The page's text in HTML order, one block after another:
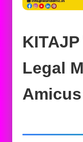
Legal
Amicus